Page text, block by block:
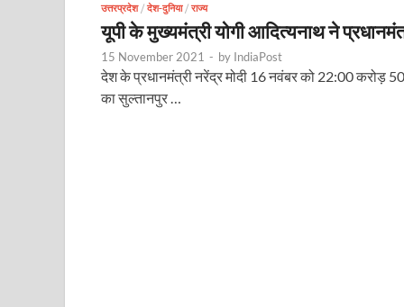
उत्तरप्रदेश/ देश-दुनिया/ राज्य
यूपी के मुख्यमंत्री योगी आदित्यनाथ ने
15 November 2021 - by IndiaPost
देश के प्रधानमंत्री नरेंद्र मोदी 16 नवंबर को 22:00 करोड़
का सुल्तानपुर …